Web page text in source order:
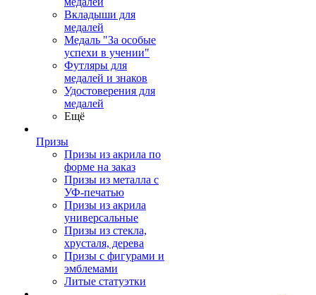
Вкладыши для
медалей
Медаль "За особые
успехи в учении"
Футляры для
медалей и знаков
Удостоверения для
медалей
Ещё
Призы
Призы из акрила по
форме на заказ
Призы из металла с
УФ-печатью
Призы из акрила
универсальные
Призы из стекла,
хрусталя, дерева
Призы с фигурами и
эмблемами
Литые статуэтки